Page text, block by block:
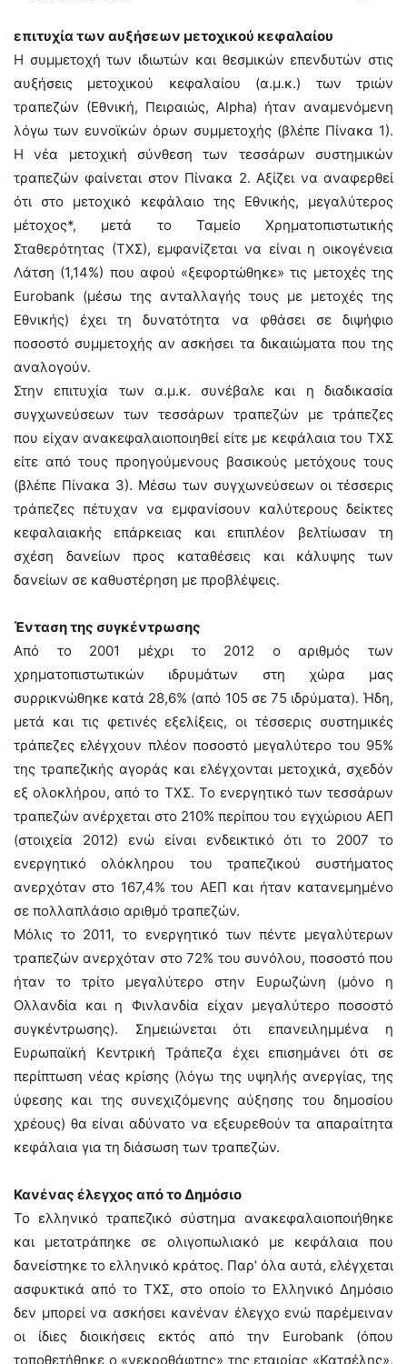
επιτυχία των αυξήσεων μετοχικού κεφαλαίου
Η συμμετοχή των ιδιωτών και θεσμικών επενδυτών στις
αυξήσεις μετοχικού κεφαλαίου (α.μ.κ.) των τριών
τραπεζών (Εθνική, Πειραιώς, Alpha) ήταν αναμενόμενη
λόγω των ευνοϊκών όρων συμμετοχής (βλέπε Πίνακα 1).
Η νέα μετοχική σύνθεση των τεσσάρων συστημικών
τραπεζών φαίνεται στον Πίνακα 2. Αξίζει να αναφερθεί
ότι στο μετοχικό κεφάλαιο της Εθνικής, μεγαλύτερος
μέτοχος*, μετά το Ταμείο Χρηματοπιστωτικής
Σταθερότητας (ΤΧΣ), εμφανίζεται να είναι η οικογένεια
Λάτση (1,14%) που αφού «ξεφορτώθηκε» τις μετοχές της
Eurobank (μέσω της ανταλλαγής τους με μετοχές της
Εθνικής) έχει τη δυνατότητα να φθάσει σε διψήφιο
ποσοστό συμμετοχής αν ασκήσει τα δικαιώματα που της
αναλογούν.
Στην επιτυχία των α.μ.κ. συνέβαλε και η διαδικασία
συγχωνεύσεων των τεσσάρων τραπεζών με τράπεζες
που είχαν ανακεφαλαιοποιηθεί είτε με κεφάλαια του ΤΧΣ
είτε από τους προηγούμενους βασικούς μετόχους τους
(βλέπε Πίνακα 3). Μέσω των συγχωνεύσεων οι τέσσερις
τράπεζες πέτυχαν να εμφανίσουν καλύτερους δείκτες
κεφαλαιακής επάρκειας και επιπλέον βελτίωσαν τη
σχέση δανείων προς καταθέσεις και κάλυψης των
δανείων σε καθυστέρηση με προβλέψεις.
Ένταση της συγκέντρωσης
Από το 2001 μέχρι το 2012 ο αριθμός των
χρηματοπιστωτικών ιδρυμάτων στη χώρα μας
συρρικνώθηκε κατά 28,6% (από 105 σε 75 ιδρύματα). Ήδη,
μετά και τις φετινές εξελίξεις, οι τέσσερις συστημικές
τράπεζες ελέγχουν πλέον ποσοστό μεγαλύτερο του 95%
της τραπεζικής αγοράς και ελέγχονται μετοχικά, σχεδόν
εξ ολοκλήρου, από το ΤΧΣ. Το ενεργητικό των τεσσάρων
τραπεζών ανέρχεται στο 210% περίπου του εγχώριου ΑΕΠ
(στοιχεία 2012) ενώ είναι ενδεικτικό ότι το 2007 το
ενεργητικό ολόκληρου του τραπεζικού συστήματος
ανερχόταν στο 167,4% του ΑΕΠ και ήταν κατανεμημένο
σε πολλαπλάσιο αριθμό τραπεζών.
Μόλις το 2011, το ενεργητικό των πέντε μεγαλύτερων
τραπεζών ανερχόταν στο 72% του συνόλου, ποσοστό που
ήταν το τρίτο μεγαλύτερο στην Ευρωζώνη (μόνο η
Ολλανδία και η Φινλανδία είχαν μεγαλύτερο ποσοστό
συγκέντρωσης). Σημειώνεται ότι επανειλημμένα η
Ευρωπαϊκή Κεντρική Τράπεζα έχει επισημάνει ότι σε
περίπτωση νέας κρίσης (λόγω της υψηλής ανεργίας, της
ύφεσης και της συνεχιζόμενης αύξησης του δημοσίου
χρέους) θα είναι αδύνατο να εξευρεθούν τα απαραίτητα
κεφάλαια για τη διάσωση των τραπεζών.
Κανένας έλεγχος από το Δημόσιο
Το ελληνικό τραπεζικό σύστημα ανακεφαλαιοποιήθηκε
και μετατράπηκε σε ολιγοπωλιακό με κεφάλαια που
δανείστηκε το ελληνικό κράτος. Παρ’ όλα αυτά, ελέγχεται
ασφυκτικά από το ΤΧΣ, στο οποίο το Ελληνικό Δημόσιο
δεν μπορεί να ασκήσει κανέναν έλεγχο ενώ παρέμειναν
οι ίδιες διοικήσεις εκτός από την Eurobank (όπου
τοποθετήθηκε ο «νεκροθάφτης» της εταιρίας «Κατσέλης»,